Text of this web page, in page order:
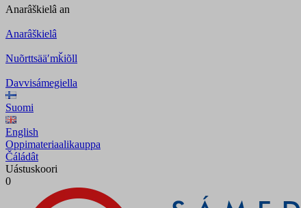
Anarâškielâ an
Anarâškielâ
Nuõrttsääʹmǩiõll
Davvisámegiella
Suomi
English
Oppimateriaalikauppa
Čáládât
Uástuskoori
0